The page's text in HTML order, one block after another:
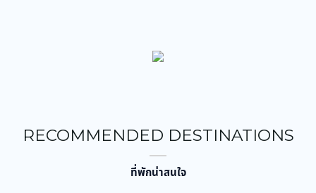
RECOMMENDED DESTINATIONS
ที่พักน่าสนใจ